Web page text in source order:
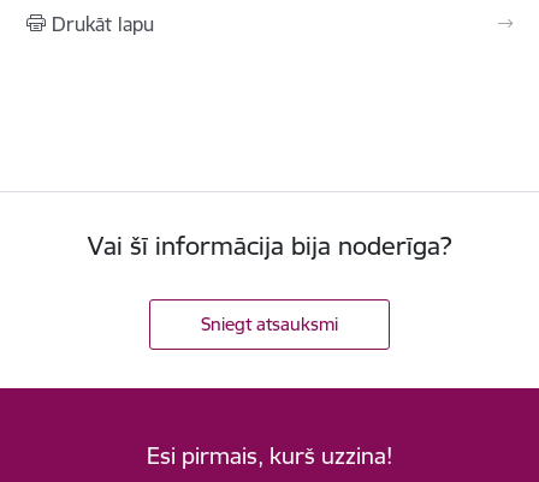
Drukāt lapu
Vai šī informācija bija noderīga?
Sniegt atsauksmi
Esi pirmais, kurš uzzina!